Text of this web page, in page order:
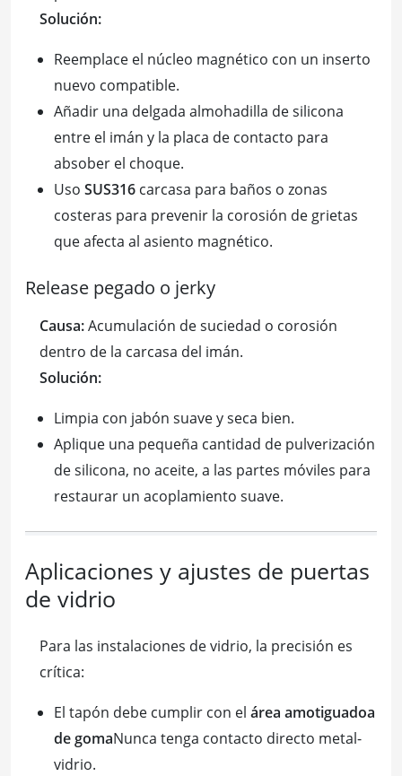
Solución:
Reemplace el núcleo magnético con un inserto
nuevo compatible.
Añadir una delgada almohadilla de silicona
entre el imán y la placa de contacto para
absober el choque.
Uso SUS316 carcasa para baños o zonas
costeras para prevenir la corosión de grietas
que afecta al asiento magnético.
Release pegado o jerky
Causa:Acumulación de suciedad o corosión
dentro de la carcasa del imán.
Solución:
Limpia con jabón suave y seca bien.
Aplique una pequeña cantidad de pulverización
de silicona, no aceite, a las partes móviles para
restaurar un acoplamiento suave.
Aplicaciones y ajustes de puertas
de vidrio
Para las instalaciones de vidrio, la precisión es
crítica:
El tapón debe cumplir con el área amotiguadoa
de gomaNunca tenga contacto directo metal-
vidrio.